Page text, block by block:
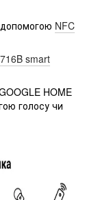
NFC
smart
HOME
голосу чи